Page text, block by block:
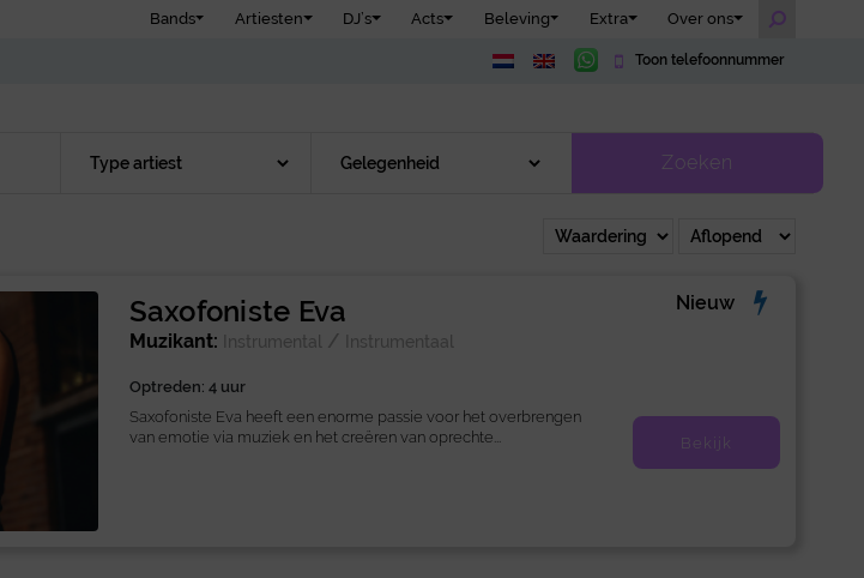
Bands Artiesten DJ’s Acts Beleving Extra Over ons
Toon telefoonnummer
Zoeken
Saxofoniste Eva
Nieuw
Muzikant: Instrumental / Instrumentaal
Optreden: 4 uur
Saxofoniste Eva heeft een enorme passie voor het overbrengen
van emotie via muziek en het creëren van oprechte...
Bekijk